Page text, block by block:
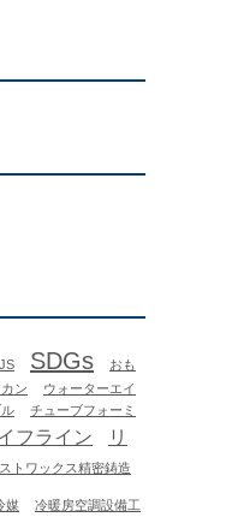
JS SDGs
おも
ン
ウォーターエイ
チューブフォーミ
フライン
リ
トワックス精密鋳造
媒 冷暖房空調設備工